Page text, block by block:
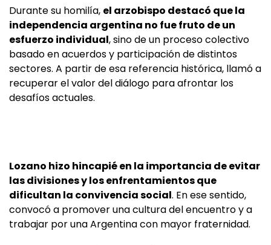
Durante su homilía, el arzobispo destacó que la
independencia argentina no fue fruto de un
esfuerzo individual, sino de un proceso colectivo
basado en acuerdos y participación de distintos
sectores. A partir de esa referencia histórica, llamó a
recuperar el valor del diálogo para afrontar los
desafíos actuales.
Lozano hizo hincapié en la importancia de evitar
las divisiones y los enfrentamientos que
dificultan la convivencia social. En ese sentido,
convocó a promover una cultura del encuentro y a
trabajar por una Argentina con mayor fraternidad.